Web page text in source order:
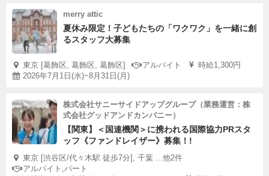
merry attic
夏休み限定！子どもたちの「ワクワク」を一緒に創
るスタッフ大募集
東京 [葛飾区, 葛飾区, 葛飾区] アルバイト
時給1,300円
2026年7月1日(水)~8月31日(月)
株式会社サニーサイドアップグループ（業務運営：株
式会社グッドアンドカンパニー）
【関東】＜国連機関＞に携われる国際協力PRスタ
ッフ《ファンドレイザー》募集！!
東京 [渋谷区/代々木駅 徒歩7分], 千葉 ...他2件
アルバイト,パート